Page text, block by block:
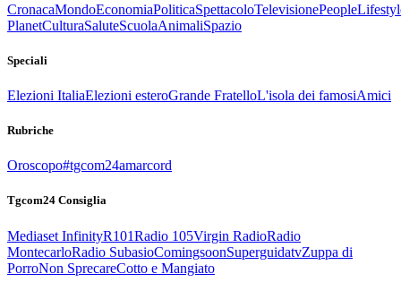
CronacaMondoEconomiaPoliticaSpettacoloTelevisionePeople
PlanetCulturaSaluteScuolaAnimaliSpazio
Speciali
Elezioni ItaliaElezioni esteroGrande FratelloL'isola dei famosiAmici
Rubriche
Oroscopo#tgcom24amarcord
Tgcom24 Consiglia
Mediaset InfinityR101Radio 105Virgin RadioRadio
MontecarloRadio SubasioComingsoonSuperguidatvZuppa di
PorroNon SprecareCotto e Mangiato